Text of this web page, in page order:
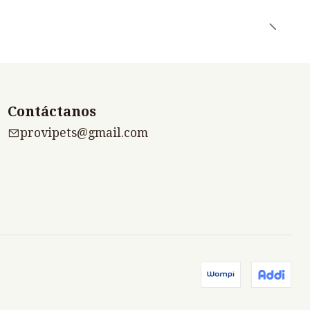
Contáctanos
provipets@gmail.com